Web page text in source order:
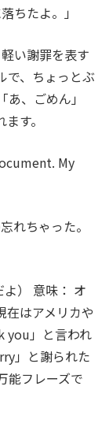
ちたよ。」
軽い謝罪を表す
で、ちょっとぶ
、ごめん」
す。
My
れちゃった。
） 意味： オ
在はアメリカや
you」と言われ
」と謝られた
能フレーズで